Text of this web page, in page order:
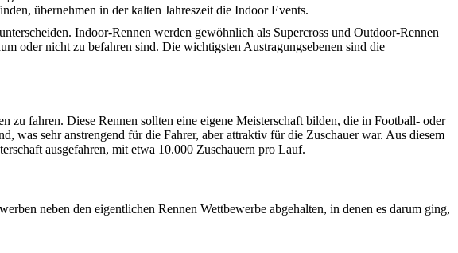
übernehmen in der kalten Jahreszeit die Indoor Events.
Indoor-Rennen werden gewöhnlich als Supercross und Outdoor-Rennen
oder nicht zu befahren sind. Die wichtigsten Austragungsebenen sind die
fahren. Diese Rennen sollten eine eigene Meisterschaft bilden, die in Football- oder
was sehr anstrengend für die Fahrer, aber attraktiv für die Zuschauer war. Aus diesem
ausgefahren, mit etwa 10.000 Zuschauern pro Lauf.
neben den eigentlichen Rennen Wettbewerbe abgehalten, in denen es darum ging,